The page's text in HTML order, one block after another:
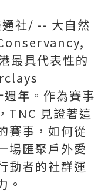
社/ -- 大自然
最具代表性的
年。作為賽事
TNC 見證著這
賽事，如何從
場匯聚戶外愛
動者的社群運
。